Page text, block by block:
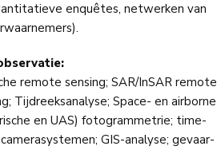
enquêtes, netwerken van
remote sensing; SAR/InSAR remote
Tijdreeksanalyse; Space- en airborne
en UAS) fotogrammetrie; time-
GIS-analyse; gevaar-